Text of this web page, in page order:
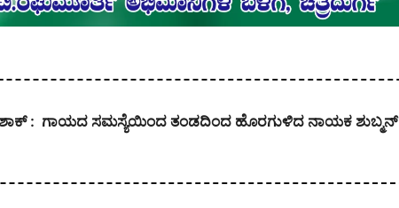
: ಗಾಯದ ಸಮಸ್ಯೆಯಿಂದ ತಂಡದಿಂದ ಹೊರಗುಳಿದ ನಾಯಕ ಶುಬ್ಮನ್